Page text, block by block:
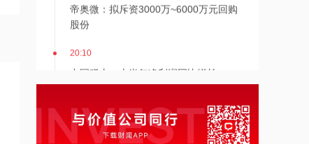
帝奥微：拟斥资3000万~6000万元回购
股份
20:10
中国稀土：上半年净利润同比增长
46.53%
20:09
拉卡拉：上半年净利同比增191.67% 拟